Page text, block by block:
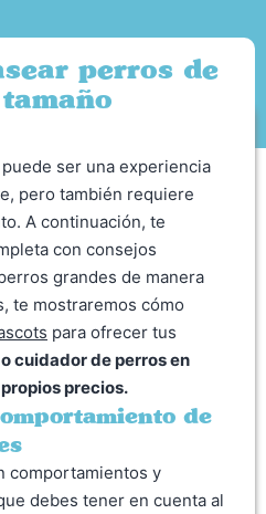
perros de
ser una experiencia
pero también requiere
A continuación, te
con consejos
grandes de manera
te mostraremos cómo
para ofrecer tus
cuidador de perros en
precios.
de
comportamientos y
debes tener en cuenta al